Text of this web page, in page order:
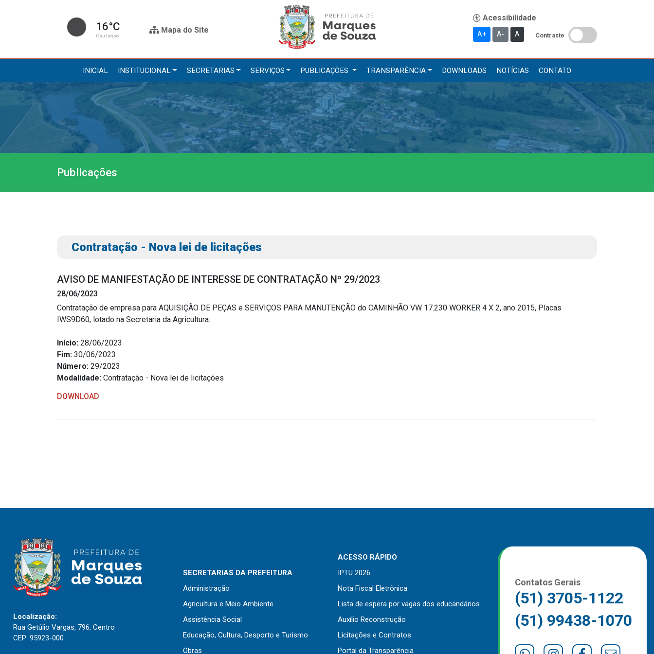
16°C
Céu limpo
Mapa do Site A+ A- A Contraste
INICIAL INSTITUCIONAL SECRETARIAS SERVIÇOS PUBLICAÇÕES TRANSPARÊNCIA DOWNLOADS NOTÍCIAS CONTATO
Institucional
A Prefeitura
Gabinete do Prefeito
História do Município
Secretarias
Administração
Agricultura e Meio Ambiente
Serviços
IPTU 2026
Nota Fiscal Eletrônica
Publicações
Diário Oficial (Novo)
Diário Oficial (Até 30/04)
Portal da Transparência
Radar da Transparência
Contato
Publicações
Contratação - Nova lei de licitações
AVISO DE MANIFESTAÇÃO DE INTERESSE DE CONTRATAÇÃO Nº 29/2023
28/06/2023
Contratação de empresa para AQUISIÇÃO DE PEÇAS e SERVIÇOS PARA MANUTENÇÃO do CAMINHÃO VW 17.230 WORKER 4 X 2, ano 2015, Placas
IWS9D60, lotado na Secretaria da Agricultura.
Início: 28/06/2023
Fim: 30/06/2023
Número: 29/2023
Modalidade: Contratação - Nova lei de licitações
DOWNLOAD
Localização:
Rua Getúlio Vargas, 796, Centro
CEP: 95923-000
SECRETARIAS DA PREFEITURA
Administração
Agricultura e Meio Ambiente
Assistência Social
Educação, Cultura, Desporto e Turismo
Obras
ACESSO RÁPIDO
IPTU 2026
Nota Fiscal Eletrônica
Lista de espera por vagas dos educandários
Auxílio Reconstrução
Licitações e Contratos
Portal da Transparência
Contatos Gerais
(51) 3705-1122
(51) 99438-1070